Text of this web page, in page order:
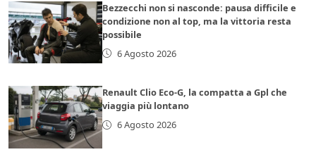
Bezzecchi non si nasconde: pausa difficile e
condizione non al top, ma la vittoria resta
possibile
6 Agosto 2026
Renault Clio Eco-G, la compatta a Gpl che
viaggia più lontano
6 Agosto 2026